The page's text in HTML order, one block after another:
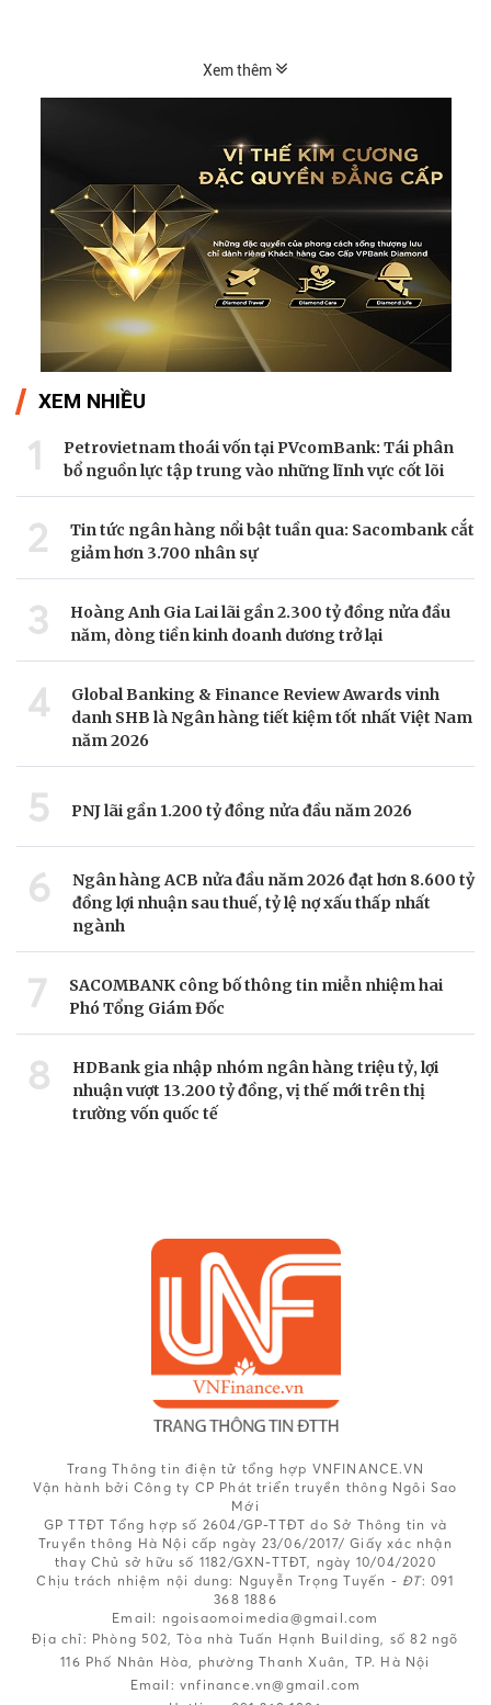
Xem thêm
XEM NHIỀU
1
Petrovietnam thoái vốn tại PVcomBank: Tái phân
bổ nguồn lực tập trung vào những lĩnh vực cốt lõi
2
Tin tức ngân hàng nổi bật tuần qua: Sacombank cắt
giảm hơn 3.700 nhân sự
3
Hoàng Anh Gia Lai lãi gần 2.300 tỷ đồng nửa đầu
năm, dòng tiền kinh doanh dương trở lại
4
Global Banking & Finance Review Awards vinh
danh SHB là Ngân hàng tiết kiệm tốt nhất Việt Nam
năm 2026
5 PNJ lãi gần 1.200 tỷ đồng nửa đầu năm 2026
6
Ngân hàng ACB nửa đầu năm 2026 đạt hơn 8.600 tỷ
đồng lợi nhuận sau thuế, tỷ lệ nợ xấu thấp nhất
ngành
7
SACOMBANK công bố thông tin miễn nhiệm hai
Phó Tổng Giám Đốc
8
HDBank gia nhập nhóm ngân hàng triệu tỷ, lợi
nhuận vượt 13.200 tỷ đồng, vị thế mới trên thị
trường vốn quốc tế
Trang Thông tin điện tử tổng hợp VNFINANCE.VN
Vận hành bởi Công ty CP Phát triển truyền thông Ngôi Sao
Mới
GP TTĐT Tổng hợp số 2604/GP-TTĐT do Sở Thông tin và
Truyền thông Hà Nội cấp ngày 23/06/2017/ Giấy xác nhận
thay Chủ sở hữu số 1182/GXN-TTĐT, ngày 10/04/2020
Chịu trách nhiệm nội dung: Nguyễn Trọng Tuyến - ĐT: 091
368 1886
Email: ngoisaomoimedia@gmail.com
Địa chỉ: Phòng 502, Tòa nhà Tuấn Hạnh Building, số 82 ngõ
116 Phố Nhân Hòa, phường Thanh Xuân, TP. Hà Nội
Email: vnfinance.vn@gmail.com